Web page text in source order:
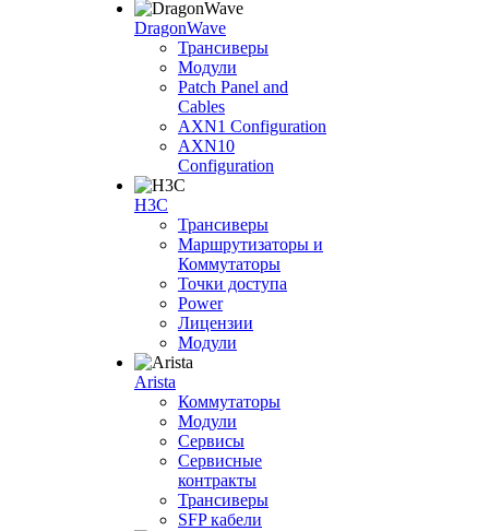
DragonWave
Трансиверы
Модули
Patch Panel and
Cables
AXN1 Configuration
AXN10
Configuration
H3С
Трансиверы
Маршрутизаторы и
Коммутаторы
Точки доступа
Power
Лицензии
Модули
Arista
Коммутаторы
Модули
Сервисы
Сервисные
контракты
Трансиверы
SFP кабели